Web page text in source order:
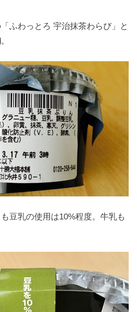
ふわっとろ 宇治抹茶わらび」と
。
豆乳の使用は10%程度。牛乳も